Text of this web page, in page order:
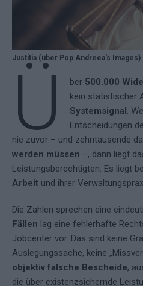
Justitia (über Pop Andreea's Images)
Ü ber 500.000
kein statistischer
Systemsignal.
Entscheidungen
nie zuvor – und zehntausende
werden müssen –, dann liegt
Leistungsberechtigten. Es liegt
Arbeit und ihrer
Die Zahlen sprechen eine
Fällen lag eine fehlerhafte
Jobcenter vor. Das sind keine
Auslegungssache, keine
objektiv falsche Bescheide,
die über existenzsichernde